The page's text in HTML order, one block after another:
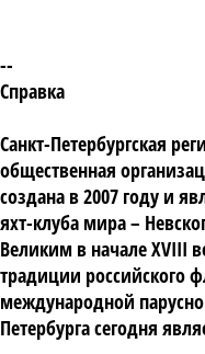
--
Справка
Санкт-Петербургская
общественная
создана в 2007 году и
яхт-клуба мира –
Великим в начале XVIII
традиции российского
международной
Петербурга сегодня